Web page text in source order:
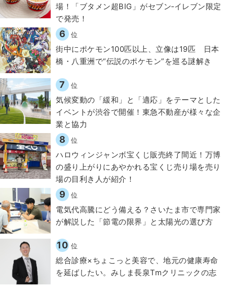
場！「ブタメン超BIG」がセブン‐イレブン限定
で発売！
6 位
街中にポケモン100匹以上、立像は19匹 日本
橋・八重洲で“伝説のポケモン”を巡る謎解き
7 位
気候変動の「緩和」と「適応」をテーマとした
イベントが渋谷で開催！東急不動産が様々な企
業と協力
8 位
ハロウィンジャンボ宝くじ販売終了間近！万博
の盛り上がりにあやかれる宝くじ売り場を売り
場の目利き人が紹介！
9 位
電気代高騰にどう備える？さいたま市で専門家
が解説した「節電の限界」と太陽光の選び方
10 位
総合診療×ちょこっと美容で、地元の健康寿命
を延ばしたい。みしま長泉Tmクリニックの志